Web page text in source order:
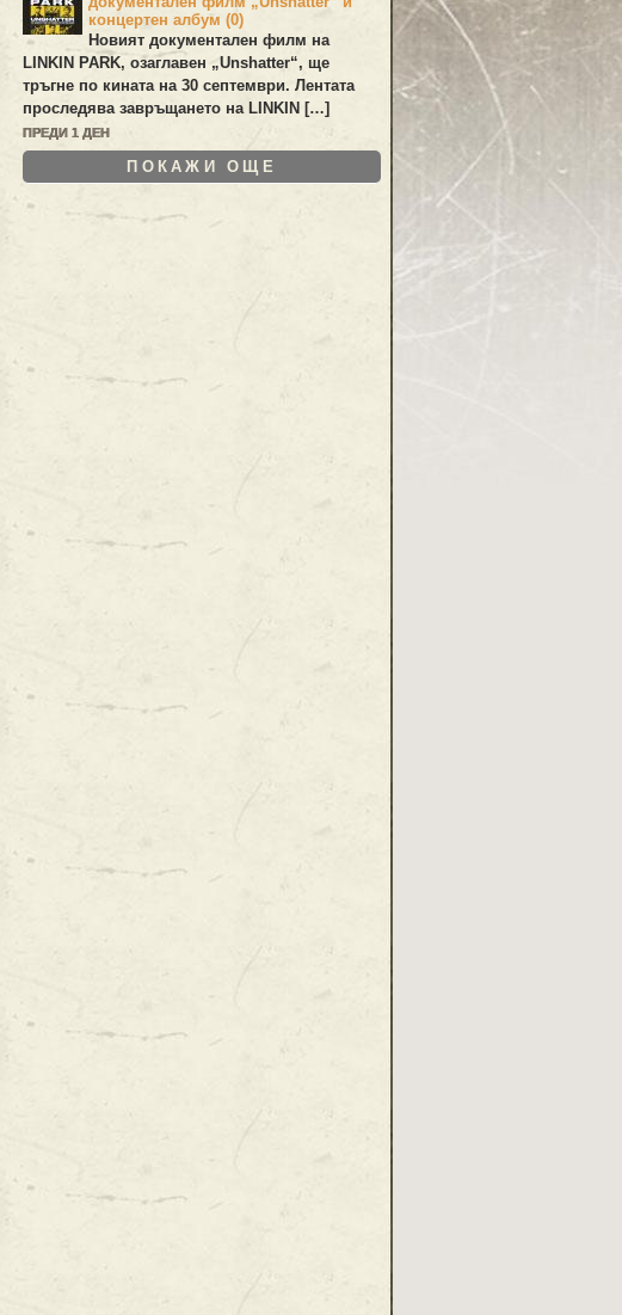
концертен албум (0)
Новият документален филм на
LINKIN PARK, озаглавен „Unshatter“, ще
тръгне по кината на 30 септември. Лентата
проследява завръщането наLINKIN […]
ПРЕДИ 1 ДЕН
ПОКАЖИ ОЩЕ